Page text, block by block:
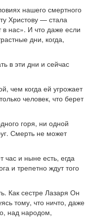
нашего смертного
Христову — стала
нас». И что даже если
дни, когда,
в эти дни и сейчас
чем когда ей угрожает
человек, что берет
горя, ни одной
Смерть не может
и ныне есть, егда
и трепетно ждут того
Как сестре Лазаря Он
тому, что ничто, даже
над народом,